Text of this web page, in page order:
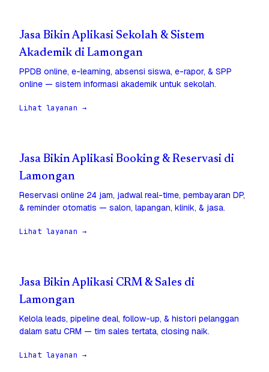
Jasa Bikin Aplikasi Sekolah & Sistem
Akademik di Lamongan
PPDB online, e-learning, absensi siswa, e-rapor, & SPP
online — sistem informasi akademik untuk sekolah.
Lihat layanan →
Jasa Bikin Aplikasi Booking & Reservasi di
Lamongan
Reservasi online 24 jam, jadwal real-time, pembayaran DP,
& reminder otomatis — salon, lapangan, klinik, & jasa.
Lihat layanan →
Jasa Bikin Aplikasi CRM & Sales di
Lamongan
Kelola leads, pipeline deal, follow-up, & histori pelanggan
dalam satu CRM — tim sales tertata, closing naik.
Lihat layanan →